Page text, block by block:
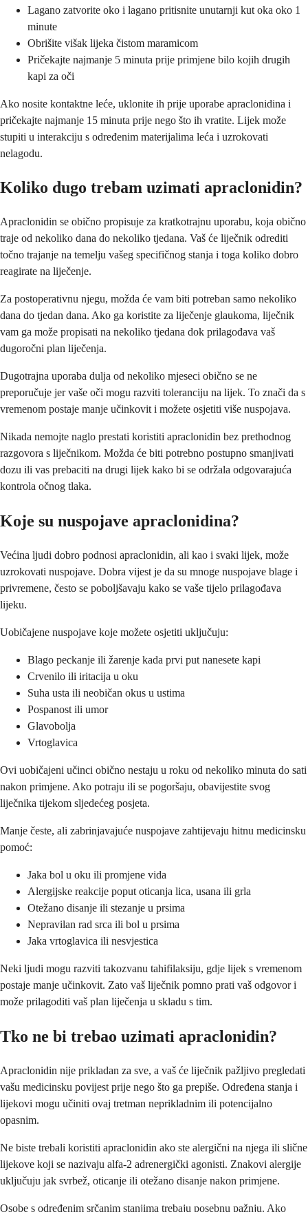
Lagano zatvorite oko i lagano pritisnite unutarnji kut oka oko 1
minute
Obrišite višak lijeka čistom maramicom
Pričekajte najmanje 5 minuta prije primjene bilo kojih drugih
kapi za oči
Ako nosite kontaktne leće, uklonite ih prije uporabe apraclonidina i
pričekajte najmanje 15 minuta prije nego što ih vratite. Lijek može
stupiti u interakciju s određenim materijalima leća i uzrokovati
nelagodu.
Koliko dugo trebam uzimati apraclonidin?
Apraclonidin se obično propisuje za kratkotrajnu uporabu, koja obično
traje od nekoliko dana do nekoliko tjedana. Vaš će liječnik odrediti
točno trajanje na temelju vašeg specifičnog stanja i toga koliko dobro
reagirate na liječenje.
Za postoperativnu njegu, možda će vam biti potreban samo nekoliko
dana do tjedan dana. Ako ga koristite za liječenje glaukoma, liječnik
vam ga može propisati na nekoliko tjedana dok prilagođava vaš
dugoročni plan liječenja.
Dugotrajna uporaba dulja od nekoliko mjeseci obično se ne
preporučuje jer vaše oči mogu razviti toleranciju na lijek. To znači da s
vremenom postaje manje učinkovit i možete osjetiti više nuspojava.
Nikada nemojte naglo prestati koristiti apraclonidin bez prethodnog
razgovora s liječnikom. Možda će biti potrebno postupno smanjivati
dozu ili vas prebaciti na drugi lijek kako bi se održala odgovarajuća
kontrola očnog tlaka.
Koje su nuspojave apraclonidina?
Većina ljudi dobro podnosi apraclonidin, ali kao i svaki lijek, može
uzrokovati nuspojave. Dobra vijest je da su mnoge nuspojave blage i
privremene, često se poboljšavaju kako se vaše tijelo prilagođava
lijeku.
Uobičajene nuspojave koje možete osjetiti uključuju:
Blago peckanje ili žarenje kada prvi put nanesete kapi
Crvenilo ili iritacija u oku
Suha usta ili neobičan okus u ustima
Pospanost ili umor
Glavobolja
Vrtoglavica
Ovi uobičajeni učinci obično nestaju u roku od nekoliko minuta do sati
nakon primjene. Ako potraju ili se pogoršaju, obavijestite svog
liječnika tijekom sljedećeg posjeta.
Manje česte, ali zabrinjavajuće nuspojave zahtijevaju hitnu medicinsku
pomoć:
Jaka bol u oku ili promjene vida
Alergijske reakcije poput oticanja lica, usana ili grla
Otežano disanje ili stezanje u prsima
Nepravilan rad srca ili bol u prsima
Jaka vrtoglavica ili nesvjestica
Neki ljudi mogu razviti takozvanu tahifilaksiju, gdje lijek s vremenom
postaje manje učinkovit. Zato vaš liječnik pomno prati vaš odgovor i
može prilagoditi vaš plan liječenja u skladu s tim.
Tko ne bi trebao uzimati apraclonidin?
Apraclonidin nije prikladan za sve, a vaš će liječnik pažljivo pregledati
vašu medicinsku povijest prije nego što ga prepiše. Određena stanja i
lijekovi mogu učiniti ovaj tretman neprikladnim ili potencijalno
opasnim.
Ne biste trebali koristiti apraclonidin ako ste alergični na njega ili slične
lijekove koji se nazivaju alfa-2 adrenergički agonisti. Znakovi alergije
uključuju jak svrbež, oticanje ili otežano disanje nakon primjene.
Osobe s određenim srčanim stanjima trebaju posebnu pažnju. Ako